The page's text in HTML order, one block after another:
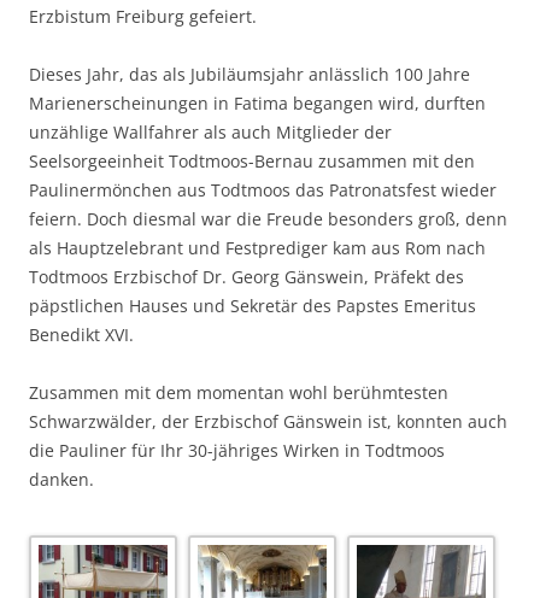
Erzbistum Freiburg gefeiert.
Dieses Jahr, das als Jubiläumsjahr anlässlich 100 Jahre
Marienerscheinungen in Fatima begangen wird, durften
unzählige Wallfahrer als auch Mitglieder der
Seelsorgeeinheit Todtmoos-Bernau zusammen mit den
Paulinermönchen aus Todtmoos das Patronatsfest wieder
feiern. Doch diesmal war die Freude besonders groß, denn
als Hauptzelebrant und Festprediger kam aus Rom nach
Todtmoos Erzbischof Dr. Georg Gänswein, Präfekt des
päpstlichen Hauses und Sekretär des Papstes Emeritus
Benedikt XVI.
Zusammen mit dem momentan wohl berühmtesten
Schwarzwälder, der Erzbischof Gänswein ist, konnten auch
die Pauliner für Ihr 30-jähriges Wirken in Todtmoos
danken.